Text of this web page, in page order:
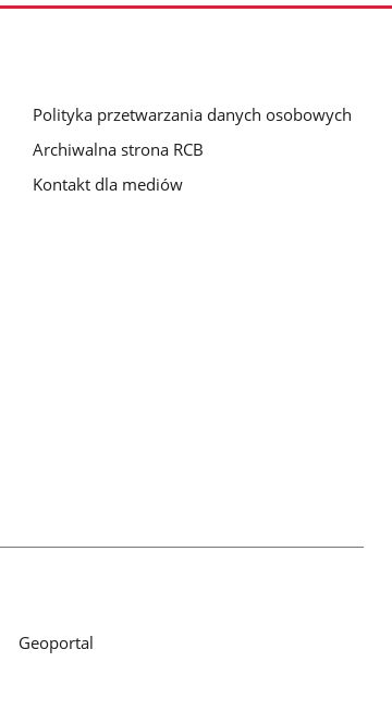
Polityka przetwarzania danych osobowych
Archiwalna strona RCB
Kontakt dla mediów
Geoportal